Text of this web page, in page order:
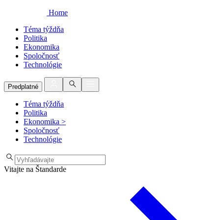
Home
Téma týždňa
Politika
Ekonomika
Spoločnosť
Technológie
Predplatné
Téma týždňa
Politika
Ekonomika >
Spoločnosť
Technológie
Vitajte na Štandarde